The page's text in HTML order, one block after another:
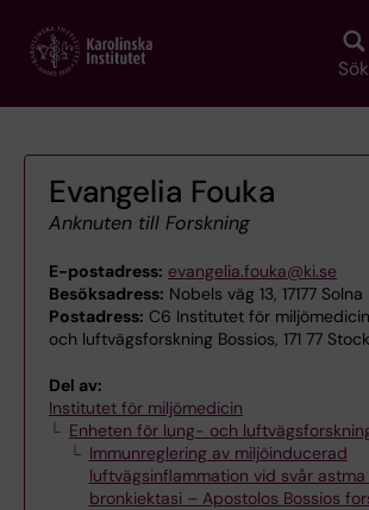
main
Sök
Evangelia Fouka
Anknuten till Forskning
E-postadress: evangelia.fouka@ki.se
Besöksadress: Nobels väg 13, 17177 Solna
Postadress: C6 Institutet för
och luftvägsforskning Bossios, 171 77
Del av:
Institutet för miljömedicin
Enheten för lung- och
Immunreglering av miljöinducerad
luftvägsinflammation vid svår astma
bronkiektasi – Apostolos Bossios